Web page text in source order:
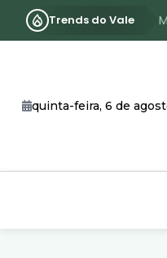
Trends do Vale
quinta-feira, 6 de